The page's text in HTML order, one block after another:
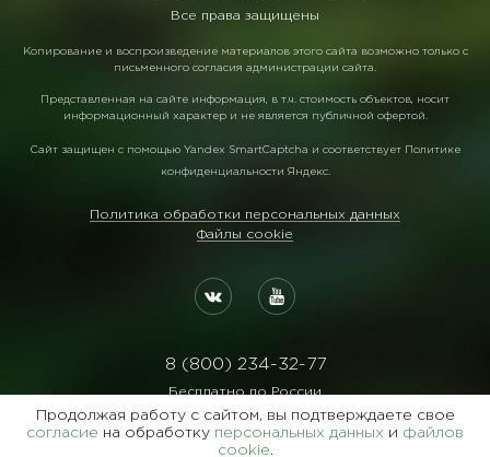
Все права защищены
Копирование и воспроизведение материалов этого сайта возможно только с
письменного согласия администрации сайта.
Представленная на сайте информация, в т.ч. стоимость объектов, носит
информационный характер и не является публичной офертой.
Сайт защищен с помощью Yandex SmartCaptcha и соответствует Политике
конфиденциальности Яндекс.
Политика обработки персональных данных
Файлы cookie
8 (800) 234-32-77
Бесплатно по России
Реквизиты:
ООО Агентство "Славянский Двор"
Продолжая работу с сайтом, вы подтверждаете свое
согласие на обработку персональных данных и файлов
cookie.